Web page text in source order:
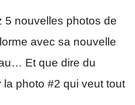
5 nouvelles photos de
avec sa nouvelle
Et que dire du
photo #2 qui veut tout